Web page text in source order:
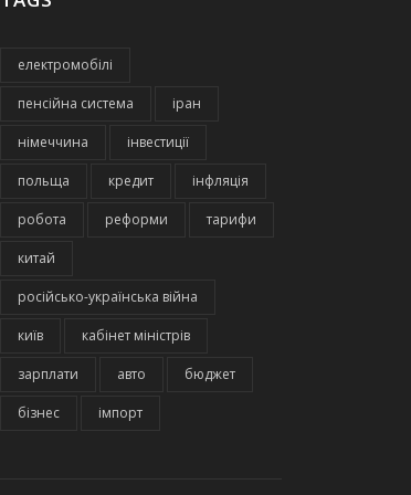
електромобілі
пенсійна система іран
німеччина інвестиції
польща кредит інфляція
робота реформи тарифи
китай
російсько-українська війна
київ кабінет міністрів
зарплати авто бюджет
бізнес імпорт